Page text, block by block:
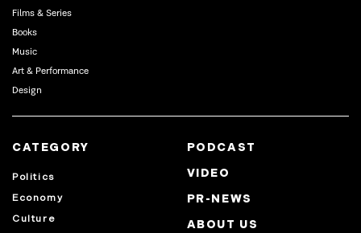
Films & Series
Books
Music
Art & Performance
Design
CATEGORY
Politics
Economy
Culture
PODCAST
VIDEO
PR-NEWS
ABOUT US